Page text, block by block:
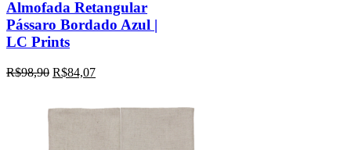
Almofada Retangular
Pássaro Bordado Azul |
LC Prints
R$98,90 R$84,07